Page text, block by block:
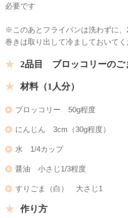
必要です
※このあとフライパンは洗わずに
巻きは取り出して冷ましておいてく
2品目 ブロッコリーのご
材料（1人分）
ブロッコリー 50g程度
にんじん 3cm（30g程度）
水 1/4カップ
醤油 小さじ1/3程度
すりごま（白） 大さじ1
作り方